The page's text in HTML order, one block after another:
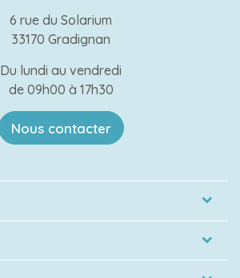
6 rue du Solarium
33170 Gradignan
Du lundi au vendredi
de 09h00 à 17h30
Nous contacter